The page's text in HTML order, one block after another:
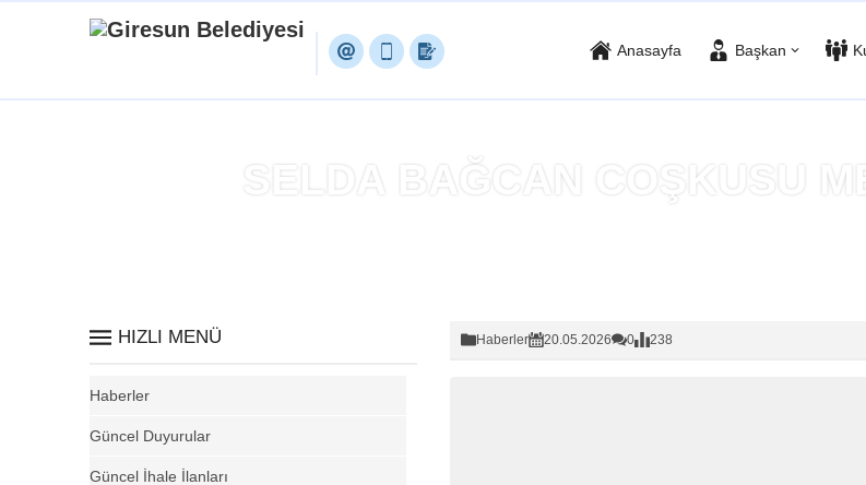
Anasayfa Başkan
SELDA BAĞCAN COŞKUSU
Haberler 20.05.2026 0 238
HIZLI MENÜ
Haberler
Güncel Duyurular
Güncel İhale İlanları